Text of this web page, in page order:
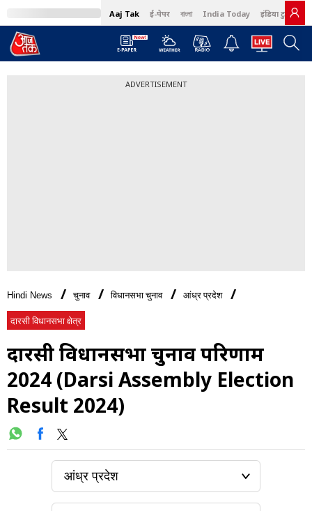
Aaj Tak ई-पेपर বাংলা India Today इंडिया टुडे हिंदी
ADVERTISEMENT
Hindi News चुनाव विधानसभा चुनाव आंध्र प्रदेश
दारसी विधानसभा क्षेत्र
दारसी विधानसभा चुनाव परिणाम
2024 (Darsi Assembly Election
Result 2024)